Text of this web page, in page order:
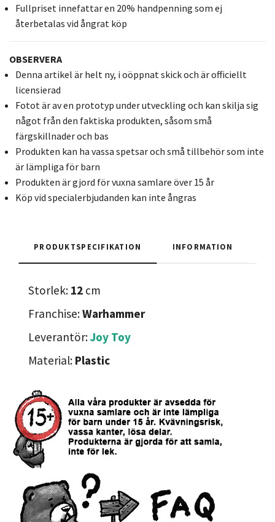
Fullpriset innefattar en 20% handpenning som ej
återbetalas vid ångrat köp
OBSERVERA
Denna artikel är helt ny, i oöppnat skick och är officiellt
licensierad
Fotot är av en prototyp under utveckling och kan skilja sig
något från den faktiska produkten, såsom små
färgskillnader och bas
Produkten kan ha vassa spetsar och små tillbehör som inte
är lämpliga för barn
Produkten är gjord för vuxna samlare över 15 år
Köp vid specialerbjudanden kan inte ångras
PRODUKTSPECIFIKATION INFORMATION
Storlek: 12 cm
Franchise:Warhammer
Leverantör:Joy Toy
Material: Plastic